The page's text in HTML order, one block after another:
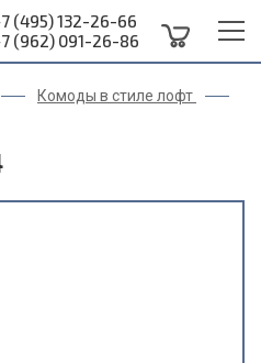
(495) 132-26-66
(962) 091-26-86
Комоды в стиле лофт